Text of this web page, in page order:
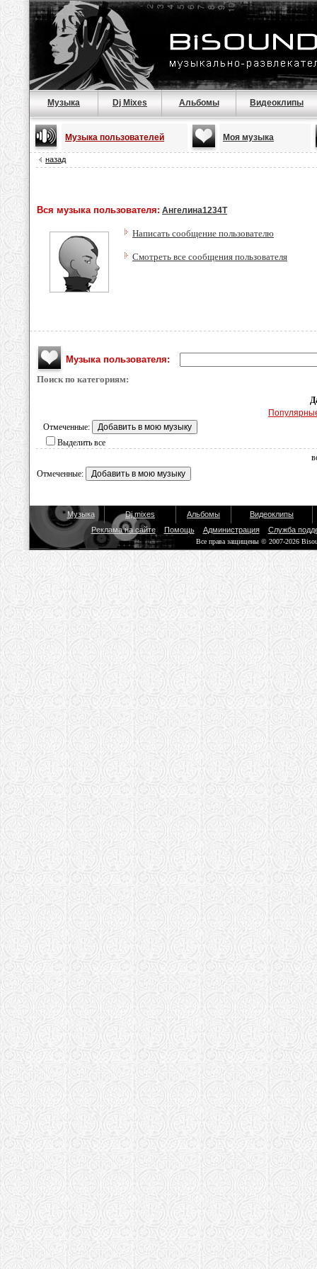
Музыка Dj Mixes Альбомы Видеоклипы
Музыка пользователей Моя музыка
назад
Вся музыка пользователя: Ангелина1234Т
Написать сообщение пользователю
Смотреть все сообщения пользователя
Музыка пользователя:
Поиск по категориям:
Отмеченные:
Выделить все
Отмеченные:
Музыка Dj mixes Альбомы
Видеоклипы
Реклама на сайте
Помощь Администрация Служба
Все права защищены © 2007-2026